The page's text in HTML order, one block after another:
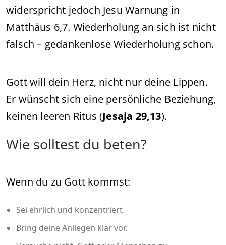
widerspricht jedoch Jesu Warnung in
Matthäus 6,7. Wiederholung an sich ist nicht
falsch – gedankenlose Wiederholung schon.
Gott will dein Herz, nicht nur deine Lippen.
Er wünscht sich eine persönliche Beziehung,
keinen leeren Ritus (Jesaja 29,13).
Wie solltest du beten?
Wenn du zu Gott kommst:
Sei ehrlich und konzentriert.
Bring deine Anliegen klar vor.